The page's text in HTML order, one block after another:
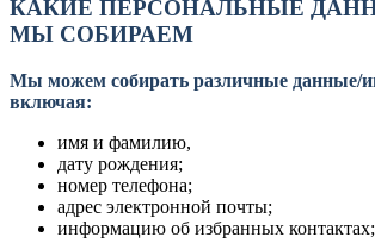
КАКИЕ ПЕРСОНАЛЬНЫЕ
МЫ СОБИРАЕМ
Мы можем собирать различные данные/
включая:
имя и фамилию,
дату рождения;
номер телефона;
адрес электронной почты;
информацию об избранных контактах;